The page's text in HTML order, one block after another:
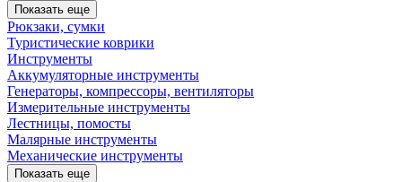
Показать еще
Рюкзаки, сумки
Туристические коврики
Инструменты
Аккумуляторные инструменты
Генераторы, компрессоры, вентиляторы
Измерительные инструменты
Лестницы, помосты
Малярные инструменты
Механические инструменты
Показать еще